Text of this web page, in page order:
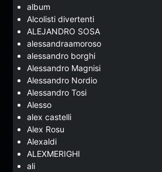
album
Alcolisti divertenti
ALEJANDRO SOSA
alessandraamoroso
alessandro borghi
Alessandro Magnisi
Alessandro Nordio
Alessandro Tosi
Alesso
alex castelli
Alex Rosu
Alexaldi
ALEXMERIGHI
ali